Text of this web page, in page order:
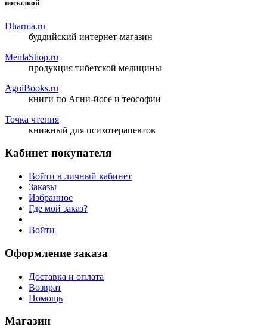
посылкой
Dharma.ru
буддийский интернет-магазин
MenlaShop.ru
продукция тибетской медицины
AgniBooks.ru
книги по Агни-йоге и теософии
Точка чтения
книжный для психотерапевтов
Кабинет покупателя
Войти в личный кабинет
Заказы
Избранное
Где мой заказ?
Войти
Оформление заказа
Доставка и оплата
Возврат
Помощь
Магазин